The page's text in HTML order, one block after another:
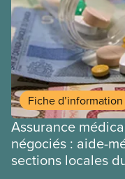
Fiche d’information
Assurance
négociés : aide-
sections locales